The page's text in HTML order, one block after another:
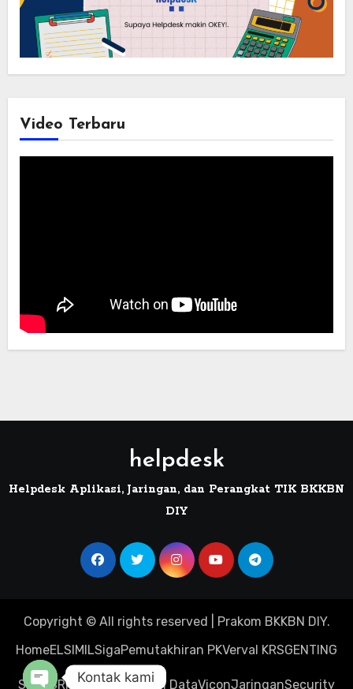
Video Terbaru
helpdesk
Helpdesk Aplikasi, Jaringan, dan Perangkat TIK BKKBN
DIY
Copyright © All rights reserved Prakom BKKBN DIY.
HomeELSIMILSigaPemutakhiran PKVerval KRSGENTING
Sinta SRIKANDIVisualisasi DataViconJaringanSecurity
Kontak kami